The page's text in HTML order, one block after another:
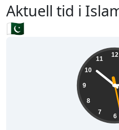
Aktuell tid i
🇵🇰
12
6
7
8
9
10
11